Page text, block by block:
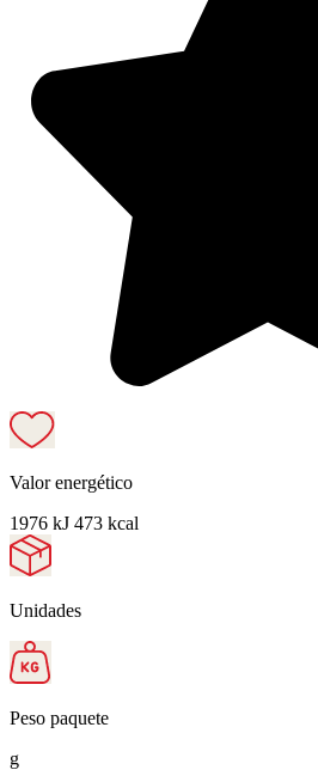
Valor energético
1976 kJ 473 kcal
Unidades
Peso paquete
g